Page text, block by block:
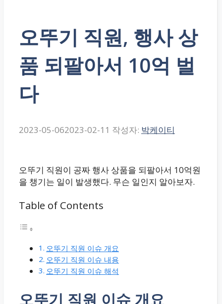
오뚜기 직원, 행사 상
품 되팔아서 10억 벌
다
2023-05-062023-02-11 작성자: 박케이티
오뚜기 직원이 공짜 행사 상품을 되팔아서 10억원
을 챙기는 일이 발생했다. 무슨 일인지 알아보자.
Table of Contents
오뚜기 직원 이슈 개요
오뚜기 직원 이슈 내용
오뚜기 직원 이슈 해석
오뚜기 직원 이슈 개요